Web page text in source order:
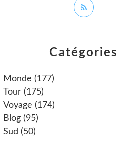
Catégories
Monde (177)
Tour (175)
Voyage (174)
Blog (95)
Sud (50)